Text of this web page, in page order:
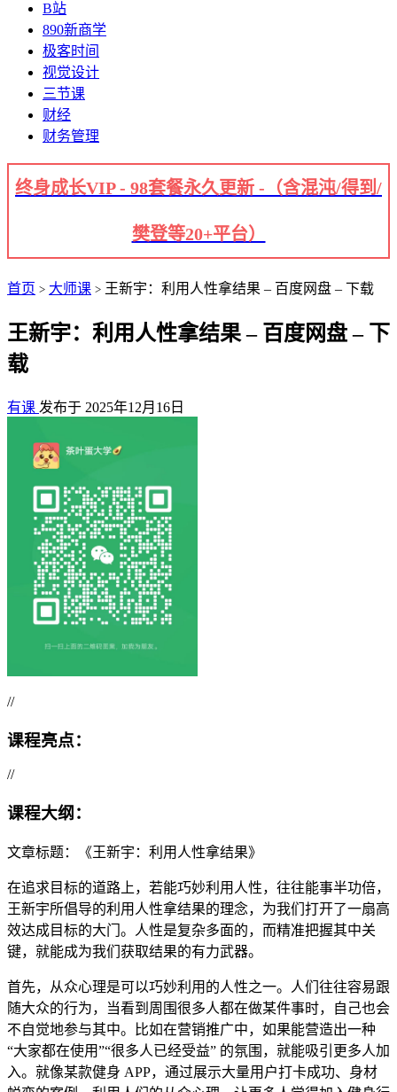
B站
890新商学
极客时间
视觉设计
三节课
财经
财务管理
终身成长VIP - 98套餐永久更新 -（含混沌/得到/
樊登等20+平台）
首页 > 大师课 > 王新宇：利用人性拿结果 – 百度网盘 – 下载
王新宇：利用人性拿结果 – 百度网盘 – 下
载
有课 发布于 2025年12月16日
//
课程亮点：
//
课程大纲：
文章标题：《王新宇：利用人性拿结果》
在追求目标的道路上，若能巧妙利用人性，往往能事半功倍，
王新宇所倡导的利用人性拿结果的理念，为我们打开了一扇高
效达成目标的大门。人性是复杂多面的，而精准把握其中关
键，就能成为我们获取结果的有力武器。
首先，从众心理是可以巧妙利用的人性之一。人们往往容易跟
随大众的行为，当看到周围很多人都在做某件事时，自己也会
不自觉地参与其中。比如在营销推广中，如果能营造出一种
“大家都在使用”“很多人已经受益” 的氛围，就能吸引更多人加
入。就像某款健身 APP，通过展示大量用户打卡成功、身材